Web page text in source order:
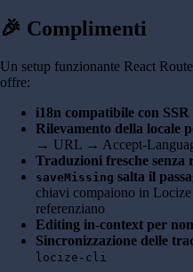
🎉 Complimenti
Un setup funzionante React
offre:
i18n compatibile con SSR
Rilevamento della locale
→ URL → Accept-
Traduzioni fresche senza
saveMissing salta il
chiavi compaiono in
referenziano
Editing in-context per
Sincronizzazione delle
locize-cli